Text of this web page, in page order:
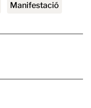
manifestació